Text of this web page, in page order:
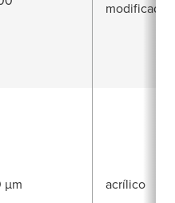
modificado
µm acrílico